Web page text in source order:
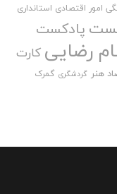
امور اقتصادی استانداری
پادکست
رضایی کارت
هنر گردشگری گمرک